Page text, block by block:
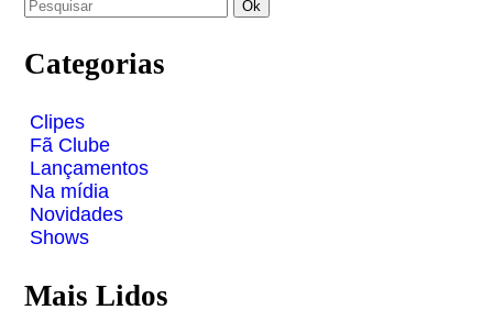
Categorias
Clipes
Fã Clube
Lançamentos
Na mídia
Novidades
Shows
Mais Lidos